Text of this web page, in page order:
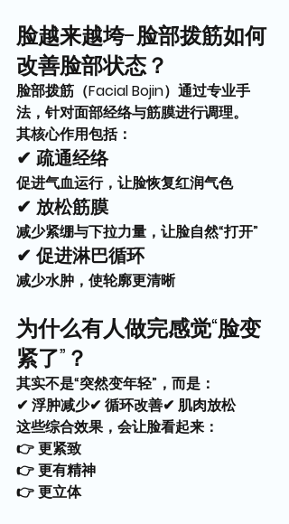
脸越来越垮-脸部拨筋如何
改善脸部状态？
脸部拨筋（Facial Bojin）通过专业手
法，针对面部经络与筋膜进行调理。
其核心作用包括：
✔ 疏通经络
促进气血运行，让脸恢复红润气色
✔ 放松筋膜
减少紧绷与下拉力量，让脸自然“打开”
✔ 促进淋巴循环
减少水肿，使轮廓更清晰
为什么有人做完感觉“脸变
紧了”？
其实不是“突然变年轻”，而是：
✔ 浮肿减少✔ 循环改善✔ 肌肉放松
这些综合效果，会让脸看起来：
👉 更紧致
👉 更有精神
👉 更立体